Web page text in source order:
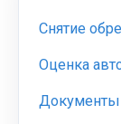
Снятие
Оценка
Документы